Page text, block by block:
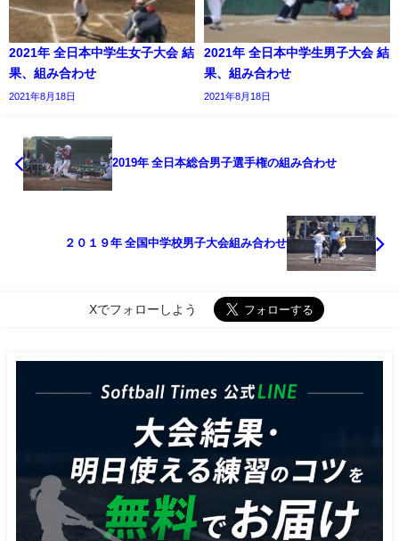
2021年 全日本中学生女子大会 結
果、組み合わせ
2021年8月18日
2021年 全日本中学生男子大会 結
果、組み合わせ
2021年8月18日
2019年 全日本総合男子選手権の組み合わせ
２０１９年 全国中学校男子大会組み合わせ
Xでフォローしよう